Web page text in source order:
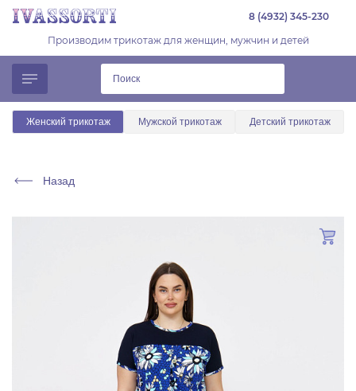
8 (4932) 345-230
Производим трикотаж для женщин, мужчин и детей
Женский трикотаж Мужской трикотаж Детский трикотаж
Назад